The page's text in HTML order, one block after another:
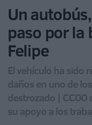
Un
paso por la
Felipe
El vehículo ha sido
daños en uno de
destrozado |
su apoyo a los